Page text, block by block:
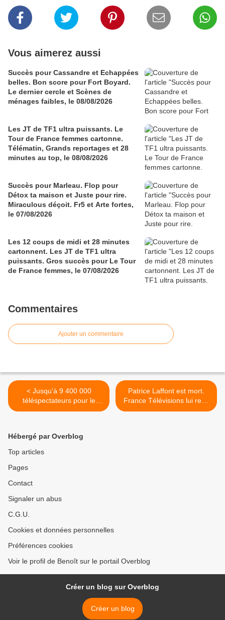
Vous aimerez aussi
Succès pour Cassandre et Echappées
belles. Bon score pour Fort Boyard.
Le dernier cercle et Scènes de
ménages faibles, le 08/08/2026
Les JT de TF1 ultra puissants. Le
Tour de France femmes cartonne.
Télématin, Grands reportages et 28
minutes au top, le 08/08/2026
Succès pour Marleau. Flop pour
Détox ta maison et Juste pour rire.
Miraculous déçoit. Fr5 et Arte fortes,
le 07/08/2026
Les 12 coups de midi et 28 minutes
cartonnent. Les JT de TF1 ultra
puissants. Gros succès pour Le Tour
de France femmes, le 07/08/2026
Commentaires
Ajouter un commentaire
< Jusqu'à 9 400 000
téléspectateurs pour le
basket en access sur Fr2.
Patrice Laffont est mort.
France Télévisions lui rend
hommage >
Hébergé par Overblog
Top articles
Pages
Contact
Signaler un abus
C.G.U.
Cookies et données personnelles
Préférences cookies
Voir le profil de Benoît sur le portail Overblog
Créer un blog sur Overblog
Créer un blog